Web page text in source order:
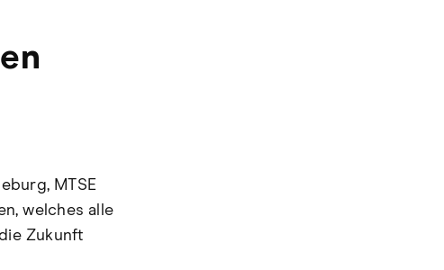
MTSE
welches alle
Zukunft